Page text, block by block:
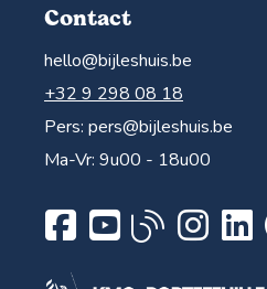
Contact
hello@bijleshuis.be
+32 9 298 08 18
Pers: pers@bijleshuis.be
Ma-Vr: 9u00 - 18u00